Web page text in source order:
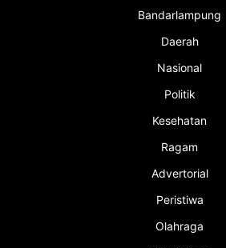
Bandarlampung
Daerah
Nasional
Politik
Kesehatan
Ragam
Advertorial
Peristiwa
Olahraga